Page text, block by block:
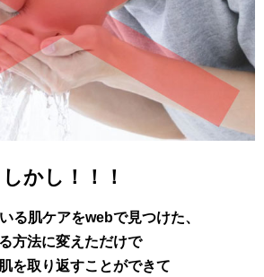
しかし！！！
る肌ケアをwebで見つけた、
方法に変えただけで
を取り返すことができて